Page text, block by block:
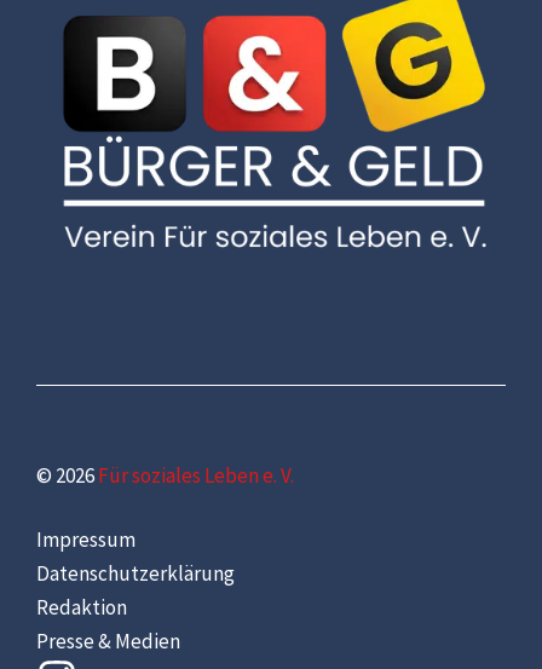
© 2026Für soziales Leben e. V.
Impressum
Datenschutzerklärung
Redaktion
Presse & Medien